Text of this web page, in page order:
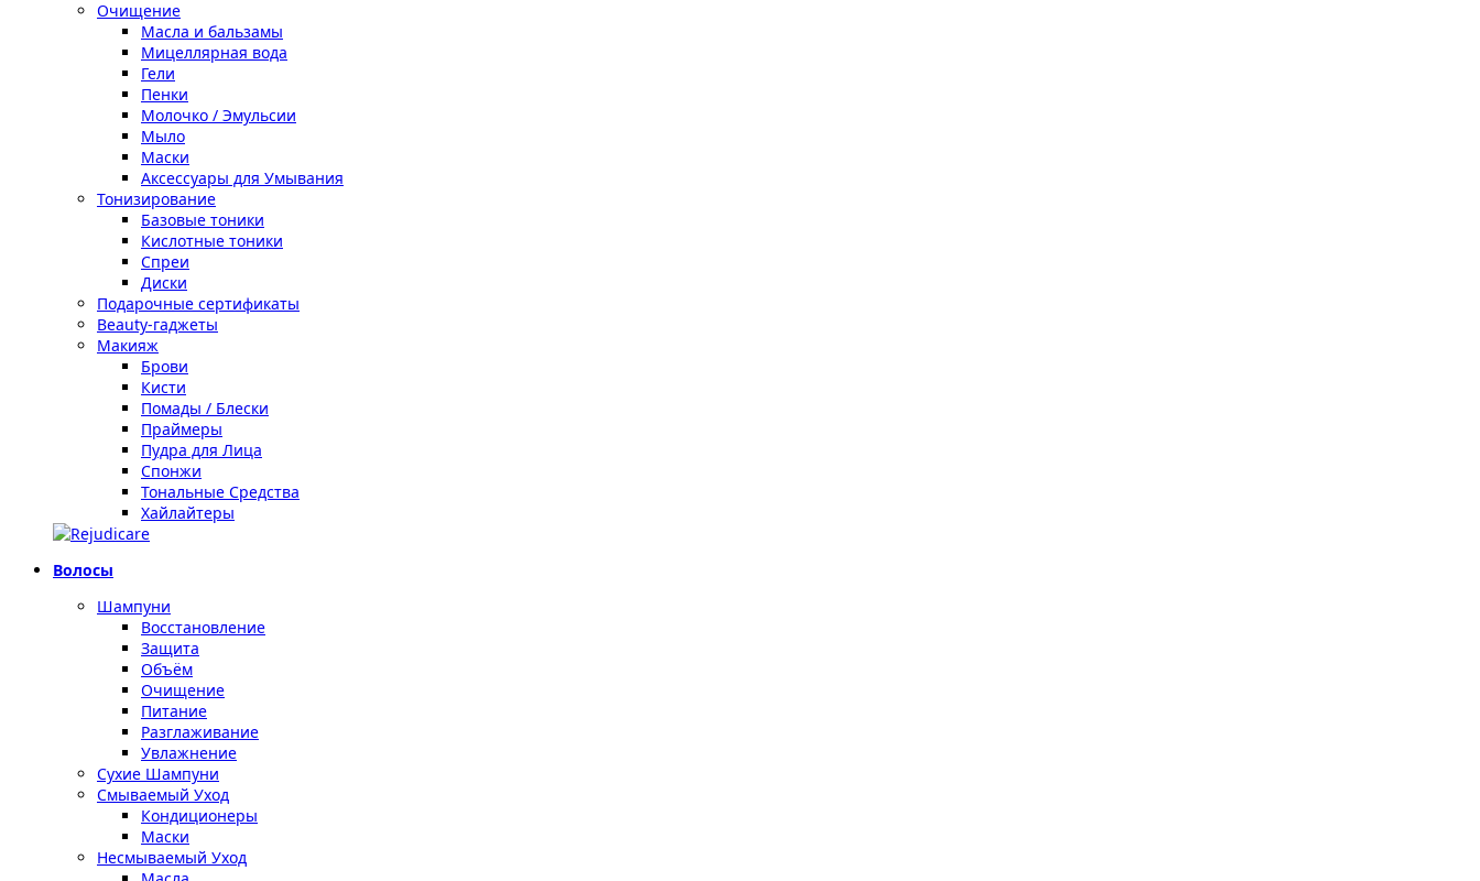
Очищение
Масла и бальзамы
Мицеллярная вода
Гели
Пенки
Молочко / Эмульсии
Мыло
Маски
Аксессуары для Умывания
Тонизирование
Базовые тоники
Кислотные тоники
Спреи
Диски
Подарочные сертификаты
Beauty-гаджеты
Макияж
Брови
Кисти
Помады / Блески
Праймеры
Пудра для Лица
Спонжи
Тональные Средства
Хайлайтеры
Волосы
Шампуни
Восстановление
Защита
Объём
Очищение
Питание
Разглаживание
Увлажнение
Сухие Шампуни
Смываемый Уход
Кондиционеры
Маски
Несмываемый Уход